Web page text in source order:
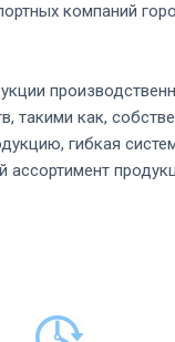
компаний
такими как,
гибкая